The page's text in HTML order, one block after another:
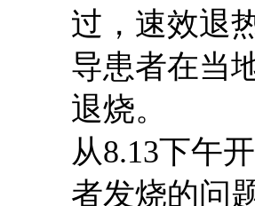
过，速效退
导患者在当
退烧。
从8.13下午
者发烧的问